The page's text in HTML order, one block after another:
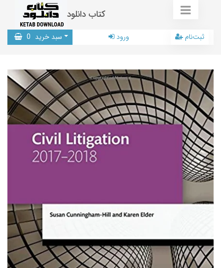
کتاب دانلود
سبد خرید 0 ورود ثبت‌نام